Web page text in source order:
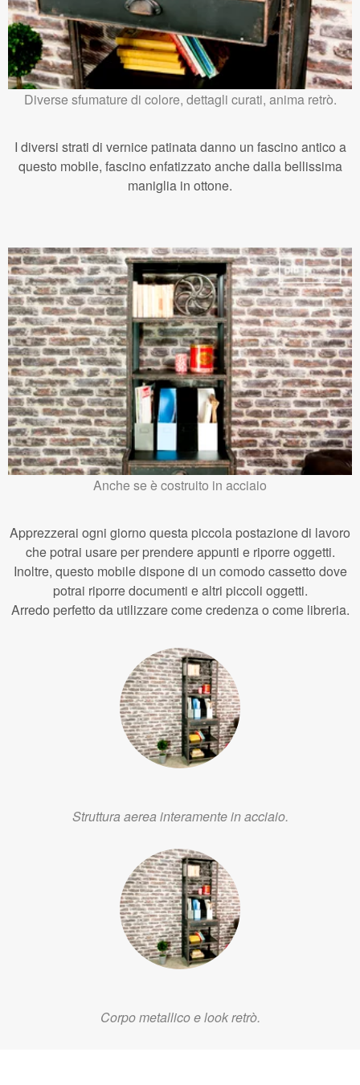
Diverse sfumature di colore, dettagli curati, anima retrò.
I diversi strati di vernice patinata danno un fascino antico a
questo mobile, fascino enfatizzato anche dalla bellissima
maniglia in ottone.
Anche se è costruito in acciaio
Apprezzerai ogni giorno questa piccola postazione di lavoro
che potrai usare per prendere appunti e riporre oggetti.
Inoltre, questo mobile dispone di un comodo cassetto dove
potrai riporre documenti e altri piccoli oggetti.
Arredo perfetto da utilizzare come credenza o come libreria.
Struttura aerea interamente in acciaio.
Corpo metallico e look retrò.